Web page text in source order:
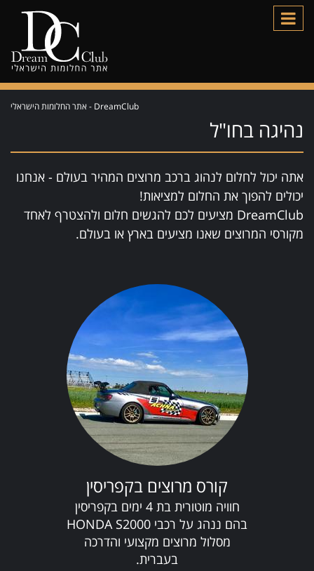
DreamClub - אתר החלומות הישראלי
נהיגה בחו"ל
אתה יכול לחלום לנהוג ברכב מרוצים המהיר בעולם - אנחנו
יכולים להפוך את החלום למציאות!
DreamClub מציעים לכם להגשים חלום ולהצטרף לאחד
מקורסי המרוצים שאנו מציעים בארץ או בעולם.
קורס מרוצים בקפריסין
חוויה מוטורית בת 4 ימים בקפריסין
בהם ננהג על רכבי HONDA S2000
מסלול מרוצים מקצועי והדרכה
בעברית.